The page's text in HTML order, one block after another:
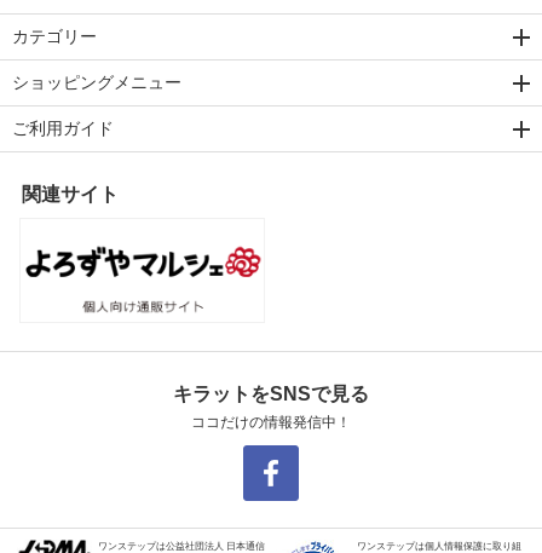
カテゴリー
ショッピングメニュー
ご利用ガイド
関連サイト
キラットをSNSで見る
ココだけの情報発信中！
ワンステップは公益社団法人 日本通信
ワンステップは個人情報保護に取り組